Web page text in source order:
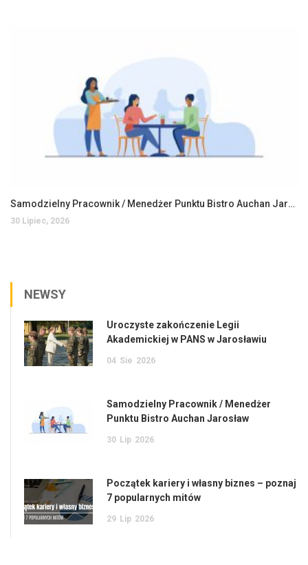
Samodzielny Pracownik / Menedżer Punktu Bistro Auchan Jarosław
30 Lipiec, 2026
NEWSY
Uroczyste zakończenie Legii
Akademickiej w PANS w Jarosławiu
04 Sie 2026
Samodzielny Pracownik / Menedżer
Punktu Bistro Auchan Jarosław
30 Lip 2026
Początek kariery i własny biznes – poznaj
7 popularnych mitów
29 Lip 2026